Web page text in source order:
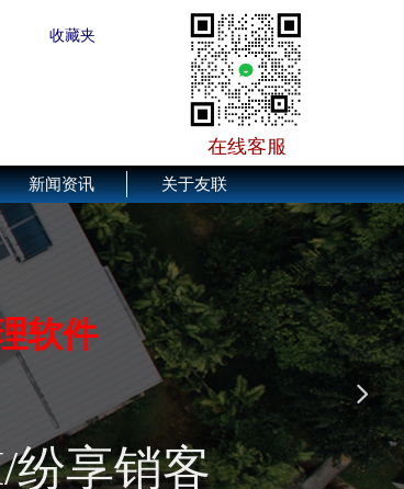
收藏夹
在线客服
软件
纷享销客
厂
快捷服务
넲
新闻资讯 关于友联